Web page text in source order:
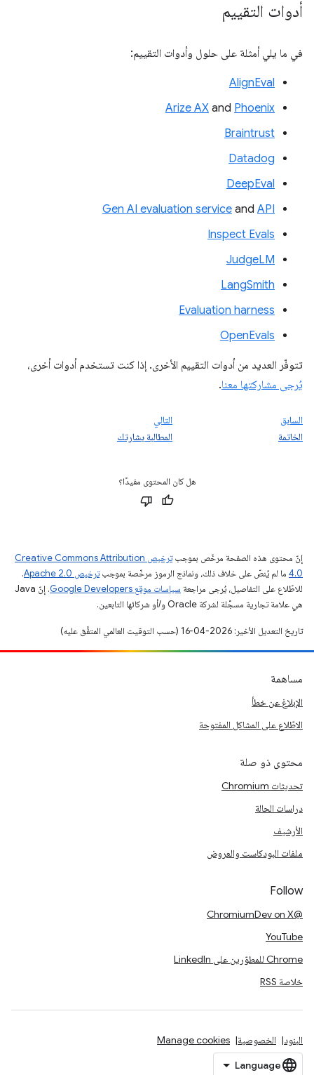
أدوات التقييم
في ما يلي أمثلة على حلول وأدوات التقييم:
AlignEval
Arize AX and Phoenix
‫Braintrust
‫Datadog
DeepEval
Gen AI evaluation service and API
‫Inspect Evals
JudgeLM
LangSmith
‫Evaluation harness
OpenEvals
تتوفّر العديد من أدوات التقييم الأخرى. إذا كنت تستخدم أدوات أخرى،
يُرجى مشاركتها معنا.
السابق
الخاتمة
التالي
المطالبة بشارتك
هل كان المحتوى مفيدًا؟
إنّ محتوى هذه الصفحة مرخّص بموجب
ترخيص Creative Commons Attribution
4.0‏ ما لم يُنصّ على خلاف ذلك، ونماذج الرموز مرخّصة بموجبترخيص Apache 2.0‏
.
للاطّلاع على التفاصيل، يُرجى مراجعة سياسات موقع Google Developers‏
. إنّ Java
هي علامة تجارية مسجَّلة لشركة Oracle و/أو شركائها التابعين.
تاريخ التعديل الأخير: 2026-04-16 (حسب التوقيت العالمي المتفَّق عليه)
مساهمة
الإبلاغ عن خطأ
الاطّلاع على المشاكل المفتوحة
محتوى ذو صلة
تحديثات Chromium
دراسات الحالة
الأرشيف
ملفات البودكاست والعروض
Follow
@ChromiumDev on X
YouTube
Chrome للمطوّرين على LinkedIn
خلاصة RSS
البنود الخصوصية Manage cookies